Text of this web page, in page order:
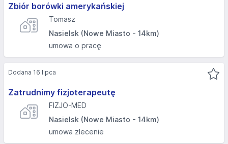
Zbiór borówki amerykańskiej
Tomasz
Nasielsk (Nowe Miasto - 14km)
umowa o pracę
Zatrudnimy fizjoterapeutę
FIZJO-MED
Nasielsk (Nowe Miasto - 14km)
umowa zlecenie
Dodana 16 lipca